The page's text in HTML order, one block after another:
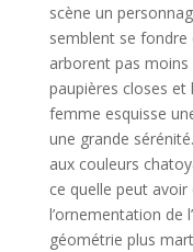
scène un
semblent se fondre
arborent pas
paupières closes et
femme esquisse
une grande
aux couleurs
ce quelle peut
l’ornementation de
géométrie plus